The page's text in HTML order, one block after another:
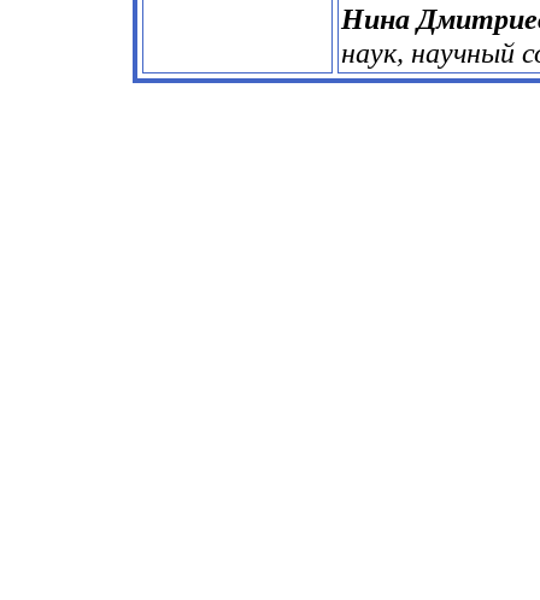
Нина
наук,